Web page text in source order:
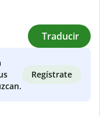
Traducir
Regístrate